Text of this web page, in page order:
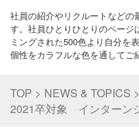
社員の紹介やリクルートなどの
す。社員ひとりひとりのページ
ミングされた500色より自分を
個性をカラフルな色を通してご
TOP
NEWS & TOPICS
2021卒対象 インターン